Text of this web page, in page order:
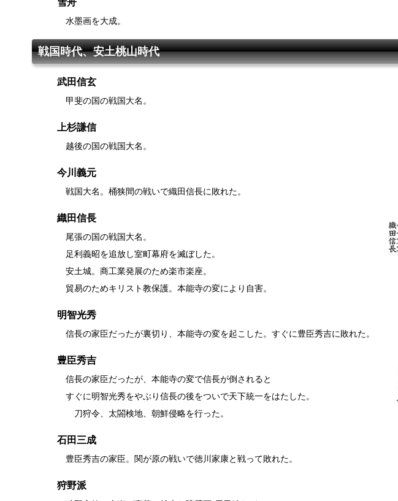
雪舟
水墨画を大成。
戦国時代、安土桃山時代
武田信玄
甲斐の国の戦国大名。
上杉謙信
越後の国の戦国大名。
今川義元
戦国大名。桶狭間の戦いで織田信長に敗れた。
織田信長
尾張の国の戦国大名。
足利義昭を追放し室町幕府を滅ぼした。
安土城。商工業発展のため楽市楽座。
貿易のためキリスト教保護。本能寺の変により自害。
明智光秀
信長の家臣だったが裏切り、本能寺の変を起こした。すぐに豊臣秀吉に敗れた。
豊臣秀吉
信長の家臣だったが、本能寺の変で信長が倒されると
すぐに明智光秀をやぶり信長の後をついで天下統一をはたした。
刀狩令、太閤検地、朝鮮侵略を行った。
石田三成
豊臣秀吉の家臣。関が原の戦いで徳川家康と戦って敗れた。
狩野派